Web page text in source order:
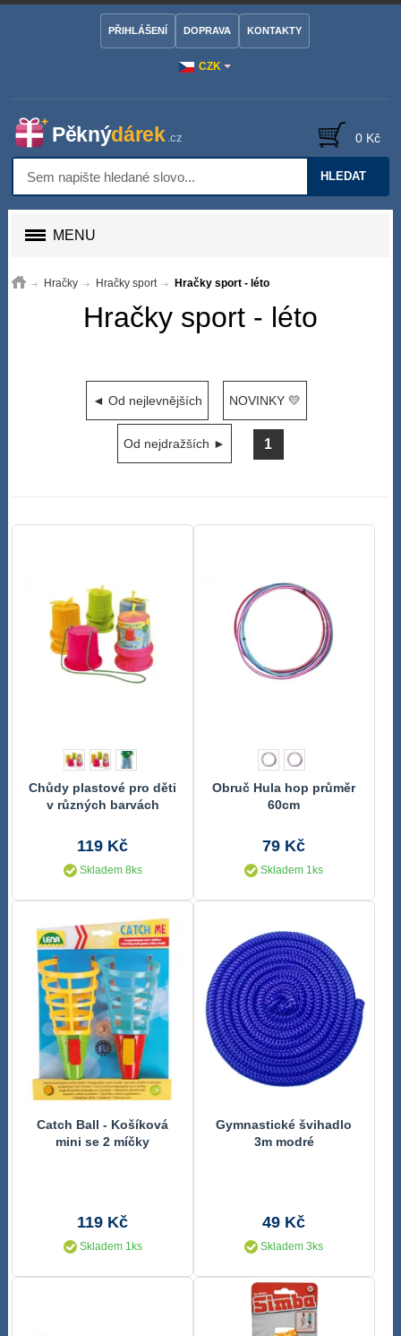
CZK
PŘIHLÁŠENÍ DOPRAVA KONTAKTY
HLEDAT
0 Kč
MENU
Hračky Hračky sport Hračky sport - léto
Hračky sport - léto
◄ Od nejlevnějších NOVINKY 💛
Od nejdražších ► 1
Chůdy plastové pro děti
v různých barvách
119 Kč
Skladem 8ks
Obruč Hula hop průměr
60cm
79 Kč
Skladem 1ks
Catch Ball - Košíková
mini se 2 míčky
119 Kč
Skladem 1ks
Gymnastické švihadlo
3m modré
49 Kč
Skladem 3ks